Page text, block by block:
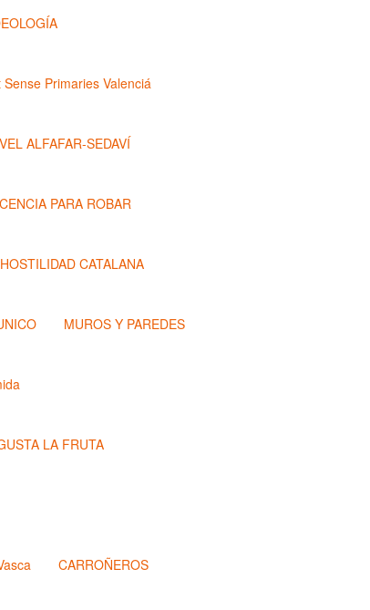
Primaries Valenciá
ALFAFAR-SEDAVÍ
PARA ROBAR
HOSTILIDAD CATALANA
MUROS Y PAREDES
LA FRUTA
CARROÑEROS